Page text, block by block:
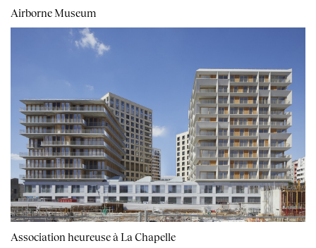
Airborne Museum
Association heureuse à La Chapelle